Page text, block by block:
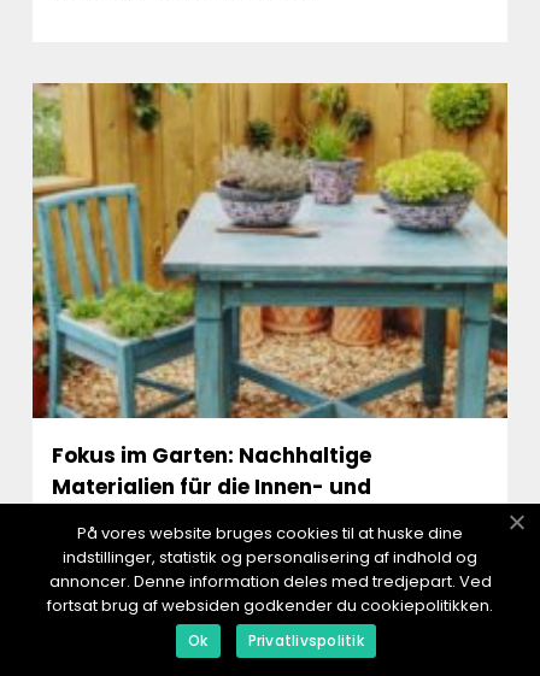
Fokus im Garten: Nachhaltige
Materialien für die Innen- und
02 Mai 2025 / Margarethe Margarethe
Innen- und Außengestaltung sollten nicht nur
ästhetisch ansprechend sein, sondern auch
umweltfreundlich und l...
På vores website bruges cookies til at huske dine
indstillinger, statistik og personalisering af indhold og
annoncer. Denne information deles med tredjepart. Ved
fortsat brug af websiden godkender du cookiepolitikken.
Ok Privatlivspolitik